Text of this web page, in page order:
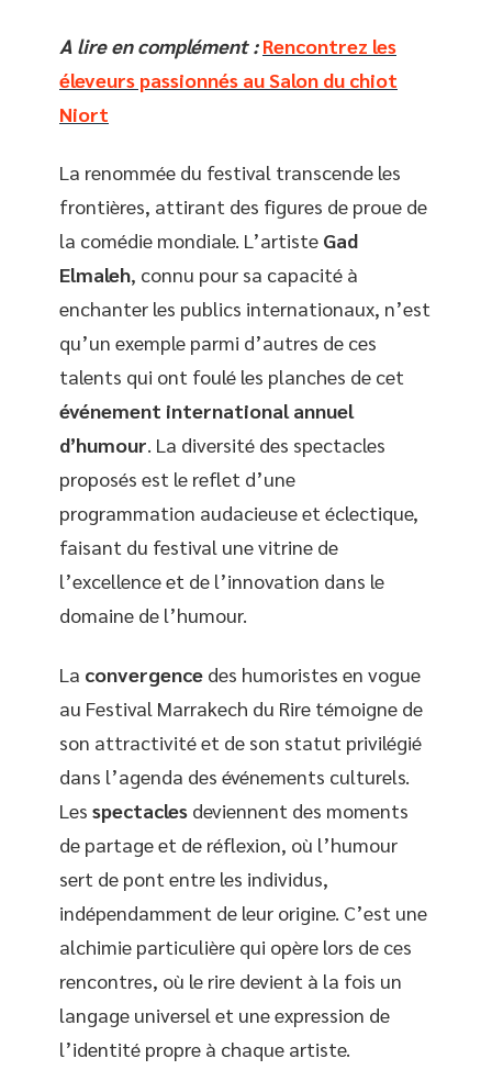
A lire en complément : Rencontrez les
éleveurs passionnés au Salon du chiot
Niort
La renommée du festival transcende les
frontières, attirant des figures de proue de
la comédie mondiale. L’artiste Gad
Elmaleh, connu pour sa capacité à
enchanter les publics internationaux, n’est
qu’un exemple parmi d’autres de ces
talents qui ont foulé les planches de cet
événement international annuel
d’humour. La diversité des spectacles
proposés est le reflet d’une
programmation audacieuse et éclectique,
faisant du festival une vitrine de
l’excellence et de l’innovation dans le
domaine de l’humour.
La convergence des humoristes en vogue
au Festival Marrakech du Rire témoigne de
son attractivité et de son statut privilégié
dans l’agenda des événements culturels.
Les spectacles deviennent des moments
de partage et de réflexion, où l’humour
sert de pont entre les individus,
indépendamment de leur origine. C’est une
alchimie particulière qui opère lors de ces
rencontres, où le rire devient à la fois un
langage universel et une expression de
l’identité propre à chaque artiste.